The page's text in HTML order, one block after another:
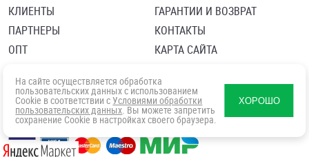
КЛИЕНТЫ
ПАРТНЕРЫ
ОПТ
ГАРАНТИИ И ВОЗВРАТ
КОНТАКТЫ
КАРТА САЙТА
Политика в отношении обработки персональных данных
Согласие посетителя сайта на обработку персональных данны
На сайте осуществляется обработка
пользовательских данных с использованием
Cookie в соответствии с Условиями обработки
пользовательских данных. Вы можете запретить
сохранение Cookie в настройках своего браузера.
ХОРОШО